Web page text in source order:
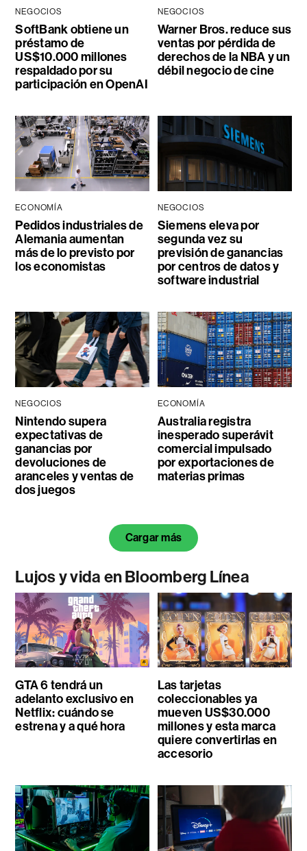
NEGOCIOS
SoftBank obtiene un
préstamo de
US$10.000 millones
respaldado por su
participación en OpenAI
NEGOCIOS
Warner Bros. reduce sus
ventas por pérdida de
derechos de la NBA y un
débil negocio de cine
ECONOMÍA
Pedidos industriales de
Alemania aumentan
más de lo previsto por
los economistas
NEGOCIOS
Siemens eleva por
segunda vez su
previsión de ganancias
por centros de datos y
software industrial
NEGOCIOS
Nintendo supera
expectativas de
ganancias por
devoluciones de
aranceles y ventas de
dos juegos
ECONOMÍA
Australia registra
inesperado superávit
comercial impulsado
por exportaciones de
materias primas
Cargar más
Lujos y vida en Bloomberg Línea
GTA 6 tendrá un
adelanto exclusivo en
Netflix: cuándo se
estrena y a qué hora
Las tarjetas
coleccionables ya
mueven US$30.000
millones y esta marca
quiere convertirlas en
accesorio